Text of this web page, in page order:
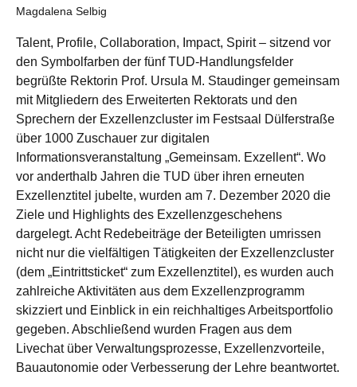
Magdalena Selbig
Talent, Profile, Collaboration, Impact, Spirit – sitzend vor
den Symbolfarben der fünf TUD-Handlungsfelder
begrüßte Rektorin Prof. Ursula M. Staudinger gemeinsam
mit Mitgliedern des Erweiterten Rektorats und den
Sprechern der Exzellenzcluster im Festsaal Dülferstraße
über 1000 Zuschauer zur digitalen
Informationsveranstaltung „Gemeinsam. Exzellent“. Wo
vor anderthalb Jahren die TUD über ihren erneuten
Exzellenztitel jubelte, wurden am 7. Dezember 2020 die
Ziele und Highlights des Exzellenzgeschehens
dargelegt. Acht Redebeiträge der Beteiligten umrissen
nicht nur die vielfältigen Tätigkeiten der Exzellenzcluster
(dem „Eintrittsticket“ zum Exzellenztitel), es wurden auch
zahlreiche Aktivitäten aus dem Exzellenzprogramm
skizziert und Einblick in ein reichhaltiges Arbeitsportfolio
gegeben. Abschließend wurden Fragen aus dem
Livechat über Verwaltungsprozesse, Exzellenzvorteile,
Bauautonomie oder Verbesserung der Lehre beantwortet.